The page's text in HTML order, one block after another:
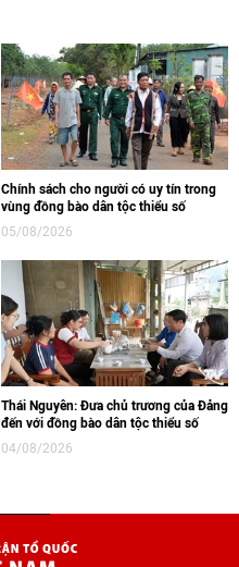
Chính sách cho người có uy tín trong
vùng đồng bào dân tộc thiểu số
05/08/2026
Thái Nguyên: Đưa chủ trương của Đảng
đến với đồng bào dân tộc thiểu số
04/08/2026